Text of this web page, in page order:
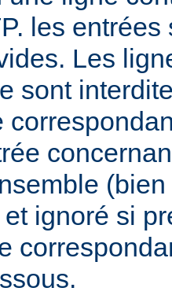
les
Les
sont
ignoré si